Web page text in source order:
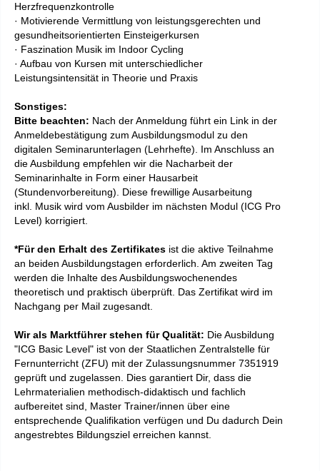
Herzfrequenzkontrolle
· Motivierende Vermittlung von leistungsgerechten und
gesundheitsorientierten Einsteigerkursen
· Faszination Musik im Indoor Cycling
· Aufbau von Kursen mit unterschiedlicher
Leistungsintensität in Theorie und Praxis
Sonstiges:
Bitte beachten: Nach der Anmeldung führt ein Link in der
Anmeldebestätigung zum Ausbildungsmodul zu den
digitalen Seminarunterlagen (Lehrhefte). Im Anschluss an
die Ausbildung empfehlen wir die Nacharbeit der
Seminarinhalte in Form einer Hausarbeit
(Stundenvorbereitung). Diese frewillige Ausarbeitung
inkl. Musik wird vom Ausbilder im nächsten Modul (ICG Pro
Level) korrigiert.
*Für den Erhalt des Zertifikates ist die aktive Teilnahme
an beiden Ausbildungstagen erforderlich. Am zweiten Tag
werden die Inhalte des Ausbildungswochenendes
theoretisch und praktisch überprüft. Das Zertifikat wird im
Nachgang per Mail zugesandt.
Wir als Marktführer stehen für Qualität: Die Ausbildung
"ICG Basic Level" ist von der Staatlichen Zentralstelle für
Fernunterricht (ZFU) mit der Zulassungsnummer 7351919
geprüft und zugelassen. Dies garantiert Dir, dass die
Lehrmaterialien methodisch-didaktisch und fachlich
aufbereitet sind, Master Trainer/innen über eine
entsprechende Qualifikation verfügen und Du dadurch Dein
angestrebtes Bildungsziel erreichen kannst.